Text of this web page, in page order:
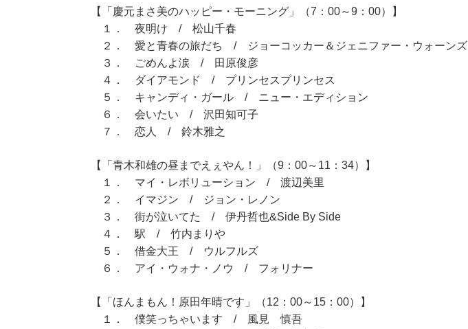
【「慶元まさ美のハッピー・モーニング」（7：00～9：00）】
１． 夜明け / 松山千春
２． 愛と青春の旅だち / ジョーコッカー＆ジェニファー・ウォーンズ
３． ごめんよ涙 / 田原俊彦
４． ダイアモンド / プリンセスプリンセス
５． キャンディ・ガール / ニュー・エディション
６． 会いたい / 沢田知可子
７． 恋人 / 鈴木雅之
【「青木和雄の昼までえぇやん！」（9：00～11：34）】
１． マイ・レボリューション / 渡辺美里
２． イマジン / ジョン・レノン
３． 街が泣いてた / 伊丹哲也&Side By Side
４． 駅 / 竹内まりや
５． 借金大王 / ウルフルズ
６． アイ・ウォナ・ノウ / フォリナー
【「ほんまもん！原田年晴です」（12：00～15：00）】
１． 僕笑っちゃいます / 風見 慎吾